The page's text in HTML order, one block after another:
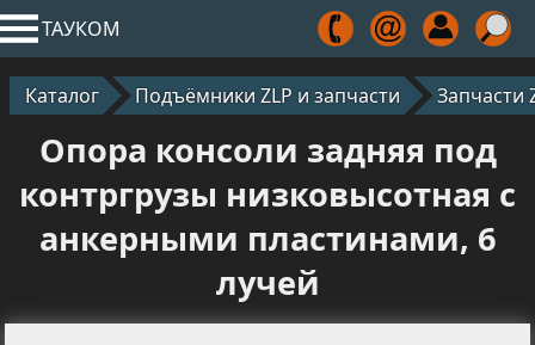
ТАУКОМ
Каталог Подъёмники ZLP и запчасти Запчасти
Опора консоли задняя под
контргрузы низковысотная с
анкерными пластинами, 6
лучей